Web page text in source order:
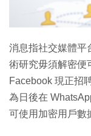
消息指社交媒體平
術研究毋須解密便
Facebook 現正招
為日後在
可使用加密用戶數